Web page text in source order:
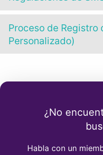
Proceso de Registro
Personalizado)
¿No
Habla con un